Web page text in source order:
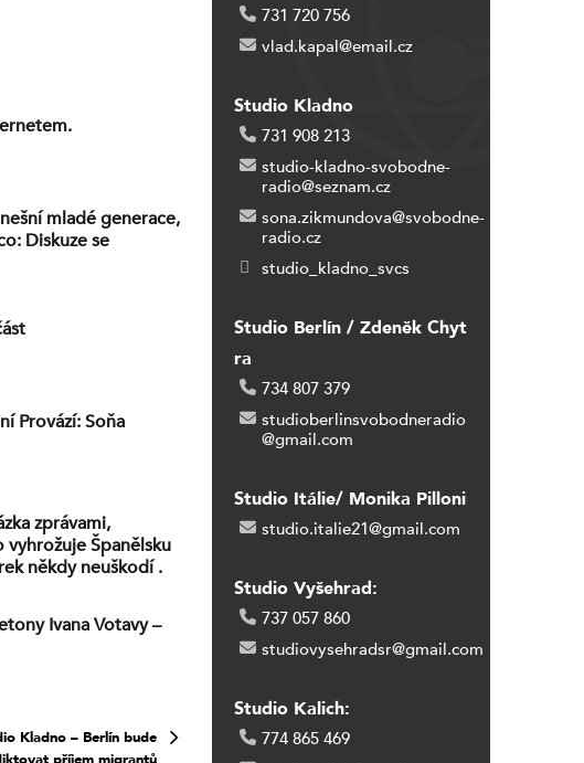
mladé generace,
Diskuze se
Provází: Soňa
zprávami,
vyhrožuje Španělsku
někdy neuškodí .
Ivana Votavy –
Kladno – Berlín bude
731 720 756
vlad.kapal@email.cz
Studio Kladno
731 908 213
studio-kladno-svobodne-
radio@seznam.cz
sona.zikmundova@svobodne-
radio.cz
studio_kladno_svcs
Studio Berlín / Zdeněk Chyt
ra
734 807 379
studioberlinsvobodneradio
@gmail.com
Studio Itálie/ Monika Pilloni
studio.italie21@gmail.com
Studio Vyšehrad:
737 057 860
studiovysehradsr@gmail.com
Studio Kalich:
774 865 469